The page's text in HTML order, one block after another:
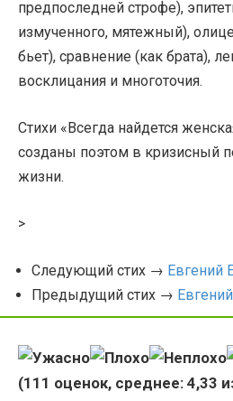
предпоследней строфе),
измученного, мятежный),
бьет), сравнение (как брата),
восклицания и многоточия.
Стихи «Всегда найдется
созданы поэтом в кризисный
жизни.
>
Следующий стих → Евгений
Предыдущий стих →
(111 оценок, среднее: 4,33